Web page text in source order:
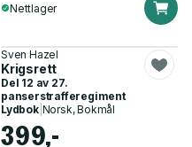
Nettlager
Sven Hazel
Krigsrett
Del 12 av 27.
panserstrafferegiment
Lydbok| Norsk, Bokmål
399,-